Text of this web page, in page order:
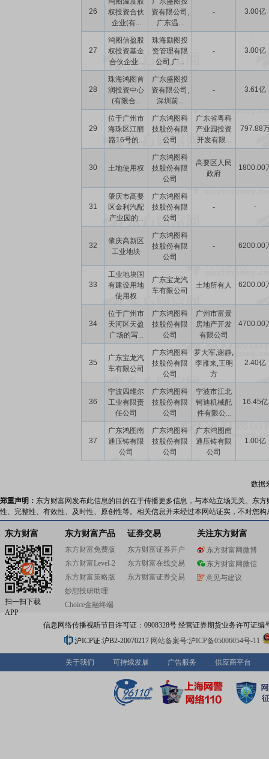
26
权投资合伙
企业(有...
资有限公司,
广东温...
- 3.00亿
27
鸿图信盈股
权投资基金
合伙企业...
珠海励图投
资管理有限
公司,广...
- 3.00亿
28
珠海鸿图首
润投资中心
(有限合...
广东盛图投
资有限公司,
深圳前...
- 3.61亿
29
位于广州市
海珠区江丽
路16号的...
广东鸿图科
技股份有限
公司
广东省粤科
产业园投资
开发有限...
797.88
30 土地使用权
广东鸿图科
技股份有限
公司
高要区人民
政府
1800.00
31
肇庆市高要
区金利汽配
产业园的...
广东鸿图科
技股份有限
公司
- -
32
肇庆高新区
工业地块
广东鸿图科
技股份有限
公司
- 6200.00
33
工业地块国
有建设用地
使用权
广东宝龙汽
车有限公司
土地所有人 6200.00
34
位于广州市
天河区天盈
广场的写...
广东鸿图科
技股份有限
公司
广州市富景
房地产开发
有限公司
4700.00
35
广东宝龙汽
车有限公司
广东鸿图科
技股份有限
公司
罗大军,谢静,
李雁来,王明
方
2.40亿
36
宁波四维尔
工业有限责
任公司
广东鸿图科
技股份有限
公司
宁波市江北
钶迪机械配
件有限公...
16.45亿
37
广东鸿图南
通压铸有限
公司
广东鸿图科
技股份有限
公司
广东鸿图南
通压铸有限
公司
1.00亿
数据
郑重声明： 东方财富网发布此信息的目的在于传播更多信息，与本站立场无关。东
性、完整性、有效性、及时性、原创性等。相关信息并未经过本网站证实，不对您
东方财富
扫一扫下载
APP
东方财富产品
东方财富免费版
东方财富Level-2
东方财富策略版
妙想投研助理
Choice金融终端
证券交易
东方财富证券开户
东方财富在线交易
东方财富证券交易
关注东方财富
东方财富网微博
东方财富网微信
意见与建议
信息网络传播视听节目许可证：0908328号 经营证券期货业务许可证编
沪ICP证:沪B2-20070217 网站备案号:沪ICP备05006054号-11
关于我们 可持续发展 广告服务 供应商平台